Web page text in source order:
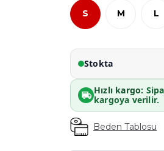
S M L
Stokta
Hızlı kargo:
kargoya verilir.
Beden Tablosu